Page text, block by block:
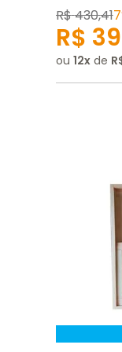
R$430,41
R$
ou 12 de